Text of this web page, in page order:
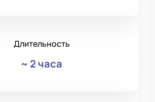
Длительность
~ 2 часа